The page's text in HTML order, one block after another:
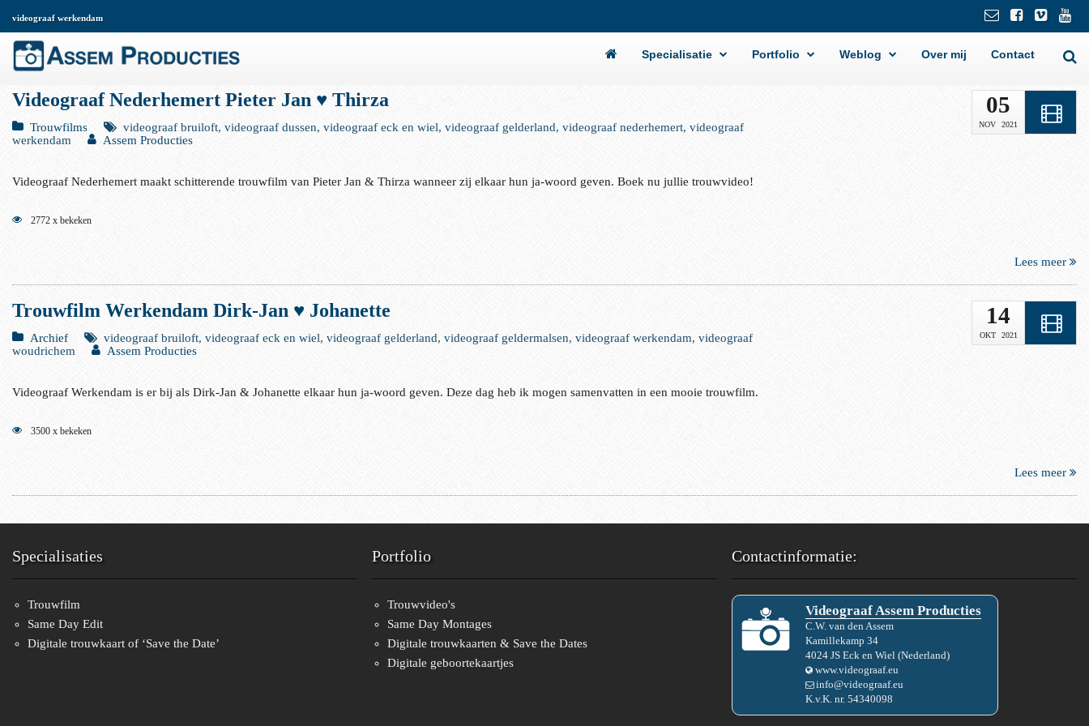
videograaf werkendam
Specialisatie Portfolio Weblog Over mij Contact
Videograaf Nederhemert Pieter Jan ♥ Thirza
Trouwfilms
videograaf bruiloft, videograaf dussen, videograaf eck en wiel, videograaf gelderland, videograaf nederhemert, videograaf
werkendam
Assem Producties
05
NOV 2021
Videograaf Nederhemert maakt schitterende trouwfilm van Pieter Jan & Thirza wanneer zij elkaar hun ja-woord geven. Boek nu jullie trouwvideo!
Lees meer
2772 x bekeken
Trouwfilm Werkendam Dirk-Jan ♥ Johanette
Archief
videograaf bruiloft, videograaf eck en wiel, videograaf gelderland, videograaf geldermalsen, videograaf werkendam, videograaf
woudrichem
Assem Producties
14
OKT 2021
Videograaf Werkendam is er bij als Dirk-Jan & Johanette elkaar hun ja-woord geven. Deze dag heb ik mogen samenvatten in een mooie trouwfilm.
Lees meer
3500 x bekeken
Specialisaties
Trouwfilm
Same Day Edit
Digitale trouwkaart of ‘Save the Date’
Portfolio
Trouwvideo's
Same Day Montages
Digitale trouwkaarten & Save the Dates
Digitale geboortekaartjes
Contactinformatie:
Videograaf Assem Producties
C.W. van den Assem
Kamillekamp 34
4024 JS Eck en Wiel (Nederland)
www.videograaf.eu
info@videograaf.eu
K.v.K. nr.54340098